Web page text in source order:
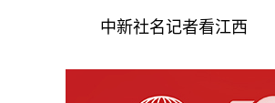
中新社名记者看江西